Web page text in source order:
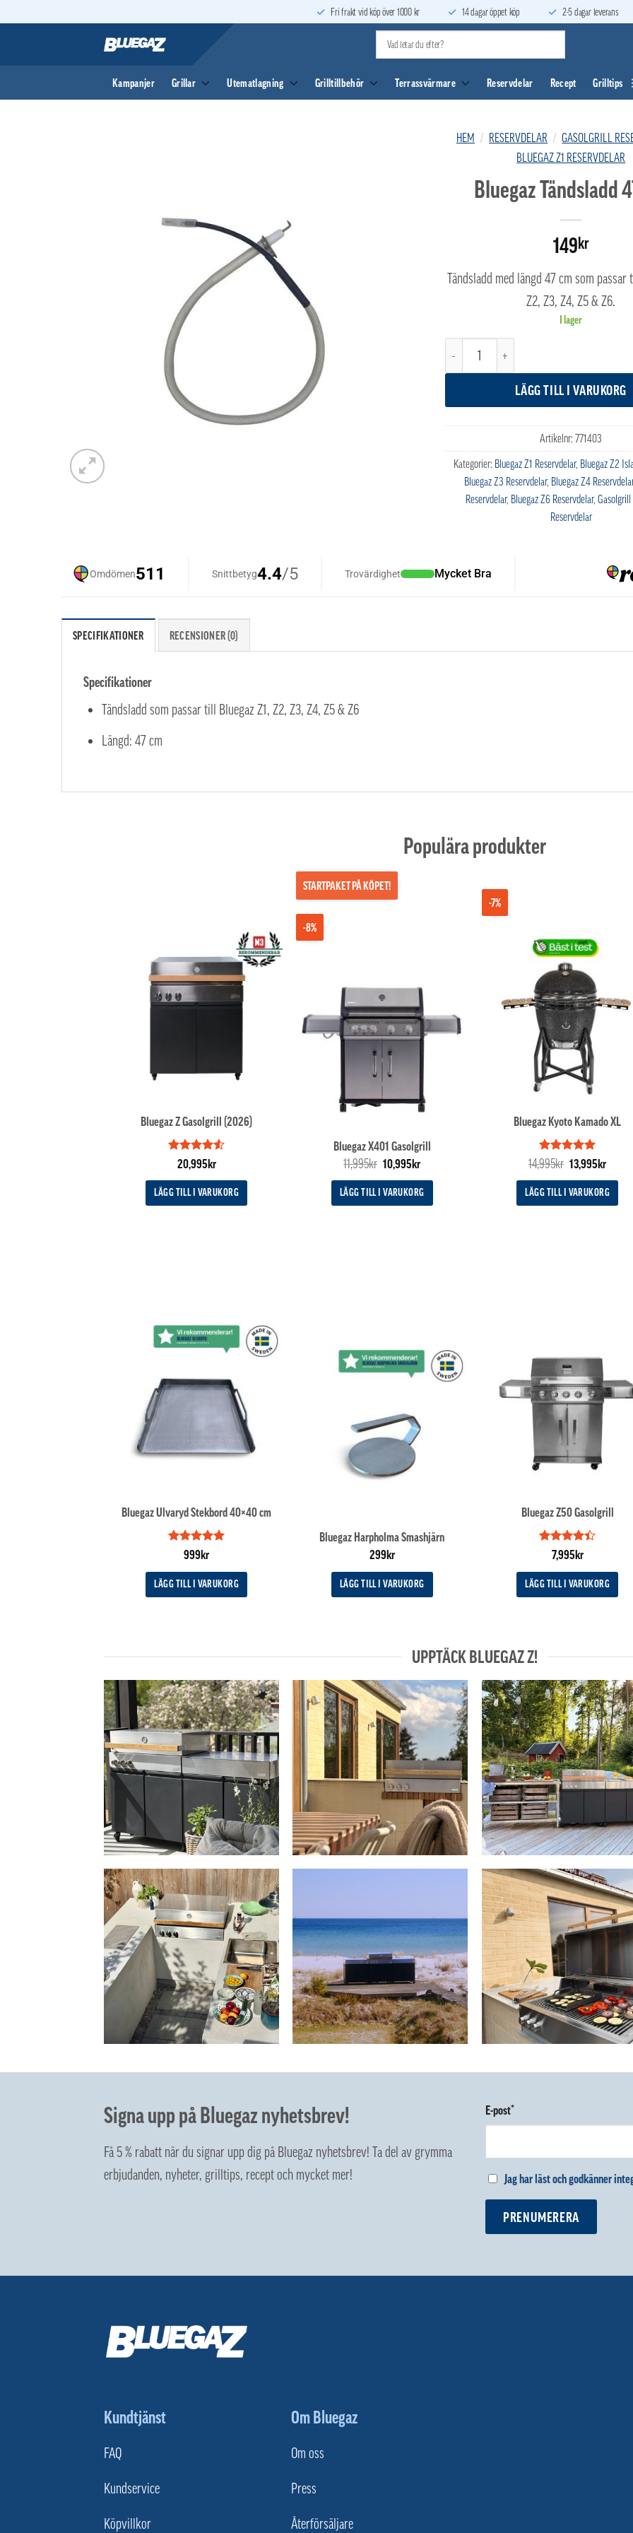
Fri frakt vid köp över 1000 kr 14 dagar öppet köp 2-5 dagar leverans
Kampanjer Grillar Utematlagning Grilltillbehör Terrassvärmare Reservdelar Recept Grilltips
HEM / RESERVDELAR / GASOLGRILL
BLUEGAZ Z1 RESERVDELAR
Bluegaz Tändsladd
149kr
Tändsladd med längd 47 cm som passar
Z2, Z3, Z4, Z5 & Z6.
I lager
Bluegaz Tändsladd 47 cm mängd
LÄGG TILL I VARUKORG
Artikelnr:771403
Kategorier: Bluegaz Z1 Reservdelar, Bluegaz Z2
Bluegaz Z3 Reservdelar, Bluegaz Z4
Reservdelar, Bluegaz Z6 Reservdelar,Gasolgrill
Reservdelar
SPECIFIKATIONER RECENSIONER (0)
Specifikationer
Tändsladd som passar till Bluegaz Z1, Z2, Z3, Z4, Z5 & Z6
Längd: 47 cm
Populära produkter
Bluegaz Z Gasolgrill (2026)
Betygsatt
av 5
20,995kr
LÄGG TILL I VARUKORG
-8%
STARTPAKET PÅ KÖPET!
Bluegaz X401 Gasolgrill
11,995kr Det
priset
10,995krDet
priset
LÄGG TILL I VARUKORG
-7%
Bluegaz Kyoto Kamado XL
Betygsatt5
14,995kr Det
priset
13,995krDet
priset
LÄGG TILL I VARUKORG
Bluegaz Ulvaryd Stekbord 40×40 cm
Betygsatt
999kr
LÄGG TILL I VARUKORG
Bluegaz Harpholma Smashjärn
299kr
LÄGG TILL I VARUKORG
Bluegaz Z50 Gasolgrill
Betygsatt
av 5
7,995kr
LÄGG TILL I VARUKORG
UPPTÄCK BLUEGAZ Z!
Signa upp på Bluegaz nyhetsbrev!
Få 5 % rabatt när du signar upp dig på Bluegaz nyhetsbrev! Ta del av grymma
erbjudanden, nyheter, grilltips, recept och mycket mer!
E-post*
Jag har läst och godkänner
PRENUMERERA
Kundtjänst
FAQ
Kundservice
Köpvillkor
Om Bluegaz
Om oss
Press
Återförsäljare